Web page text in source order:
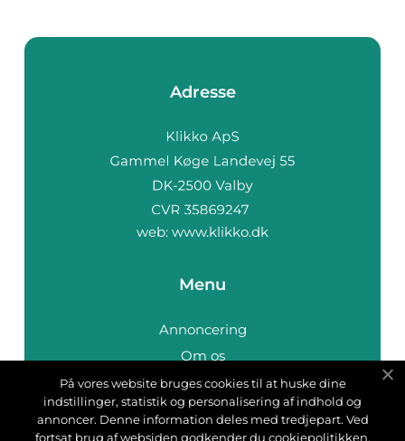
Adresse
web: www.klikko.dk
Menu
Annoncering
Om os
Cookies
Kontakt os
Sitemap
På vores website bruges cookies til at huske dine
indstillinger, statistik og personalisering af indhold og
annoncer. Denne information deles med tredjepart. Ved
fortsat brug af websiden godkender du cookiepolitikken.